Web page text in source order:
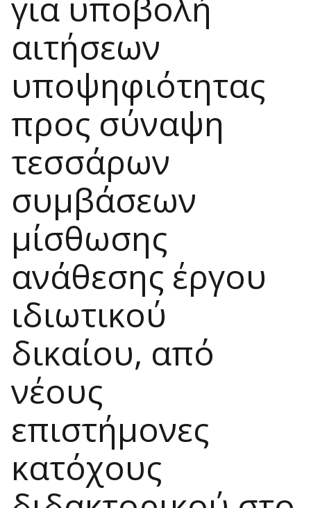
αιτήσεων
υποψηφιότητας
προς σύναψη
τεσσάρων
συμβάσεων
μίσθωσης
ανάθεσης έργου
ιδιωτικού
δικαίου, από
νέους
επιστήμονες
κατόχους